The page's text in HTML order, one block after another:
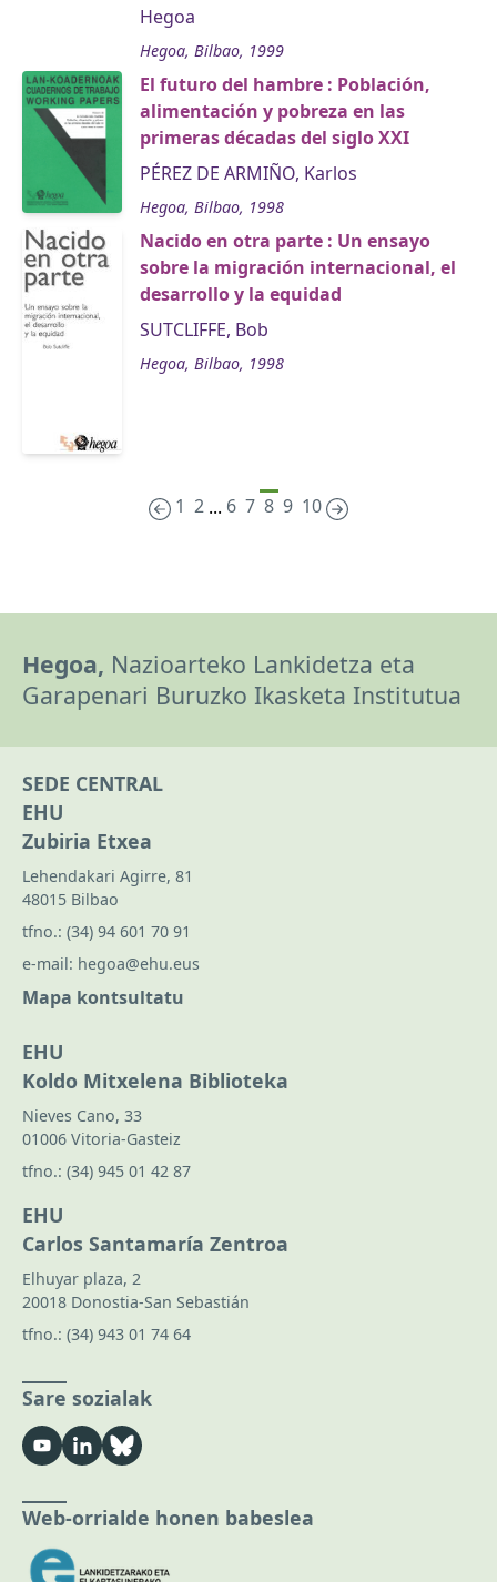
Hegoa
Hegoa, Bilbao, 1999
El futuro del hambre : Población,
alimentación y pobreza en las
primeras décadas del siglo XXI
PÉREZ DE ARMIÑO, Karlos
Hegoa, Bilbao, 1998
Nacido en otra parte : Un ensayo
sobre la migración internacional, el
desarrollo y la equidad
SUTCLIFFE, Bob
Hegoa, Bilbao, 1998
1 2 ... 6 7 8 9 10
Hegoa, Nazioarteko Lankidetza eta
Garapenari Buruzko Ikasketa Institutua
SEDE CENTRAL
EHU
Zubiria Etxea
Lehendakari Agirre, 81
48015 Bilbao
tfno.: (34) 94 601 70 91
e-mail: hegoa@ehu.eus
Mapa kontsultatu
EHU
Koldo Mitxelena Biblioteka
Nieves Cano, 33
01006 Vitoria-Gasteiz
tfno.: (34) 945 01 42 87
EHU
Carlos Santamaría Zentroa
Elhuyar plaza, 2
20018 Donostia-San Sebastián
tfno.: (34) 943 01 74 64
Sare sozialak
Web-orrialde honen babeslea